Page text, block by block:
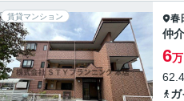
賃貸マンション 春
仲
6